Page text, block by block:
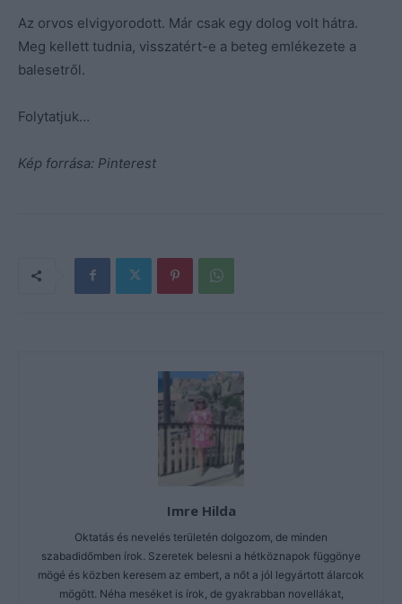
Az orvos elvigyorodott. Már csak egy dolog volt hátra.
Meg kellett tudnia, visszatért-e a beteg emlékezete a
balesetről.
Folytatjuk…
Kép forrása: Pinterest
Imre Hilda
Oktatás és nevelés területén dolgozom, de minden
szabadidőmben írok. Szeretek belesni a hétköznapok függönye
mögé és közben keresem az embert, a nőt a jól legyártott álarcok
mögött. Néha meséket is írok, de gyakrabban novellákat,